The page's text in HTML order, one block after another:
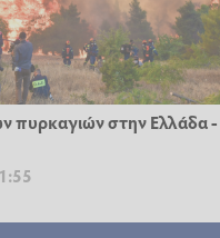
πυρκαγιών στην Ελλάδα -